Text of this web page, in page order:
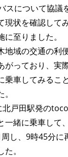
について協議
現状を確認して
至りました。
地域の交通の利
がっており、実
乗車してみるこ
戸田駅発の
一緒に乗車して
し、9時45分に
。